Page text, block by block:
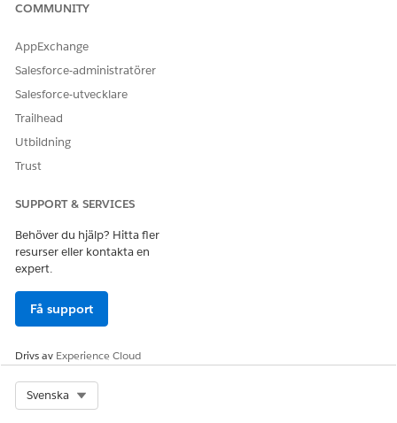
COMMUNITY
AppExchange
Salesforce-administratörer
Salesforce-utvecklare
Trailhead
Utbildning
Trust
SUPPORT & SERVICES
Behöver du hjälp? Hitta fler
resurser eller kontakta en
expert.
Få support
Drivs av Experience Cloud
Svenska